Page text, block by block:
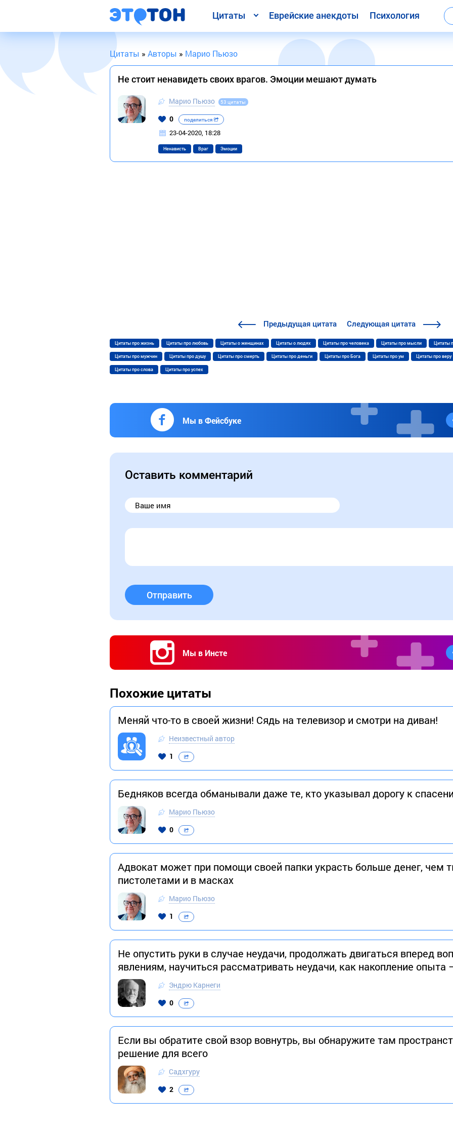
Цитаты Еврейские анекдоты Психология
Цитаты » Авторы » Марио Пьюзо
Не стоит ненавидеть своих врагов. Эмоции мешают думать
Марио Пьюзо 53 цитаты
0 поделиться
23-04-2020, 18:28
Ненависть Враг Эмоции
Предыдущая цитата Следующая цитата
Цитаты про жизнь Цитаты про любовь Цитаты о женщинах Цитаты о людях Цитаты про человека Цитаты про мысли Цитаты
Цитаты про мужчин Цитаты про душу Цитаты про смерть Цитаты про деньги Цитаты про Бога Цитаты про ум Цитаты про веру
Цитаты про слова Цитаты про успех
Мы в Фейсбуке
Оставить комментарий
Отправить
Мы в Инсте
Похожие цитаты
Меняй что-то в своей жизни! Сядь на телевизор и смотри на диван!
Неизвестный автор
1
Бедняков всегда обманывали даже те, кто указывал дорогу к
Марио Пьюзо
0
Адвокат может при помощи своей папки украсть больше денег, чем
пистолетами и в масках
Марио Пьюзо
1
Не опустить руки в случае неудачи, продолжать двигаться вперед
явлениям, научиться рассматривать неудачи, как накопление опыта
Эндрю Карнеги
0
Если вы обратите свой взор вовнутрь, вы обнаружите там
решение для всего
Садхгуру
2